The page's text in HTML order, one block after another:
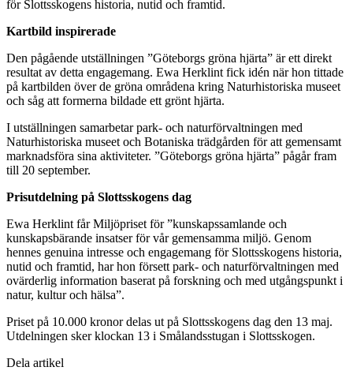
för Slottsskogens historia, nutid och framtid.
Kartbild inspirerade
Den pågående utställningen ”Göteborgs gröna hjärta” är ett direkt
resultat av detta engagemang. Ewa Herklint fick idén när hon tittade
på kartbilden över de gröna områdena kring Naturhistoriska museet
och såg att formerna bildade ett grönt hjärta.
I utställningen samarbetar park- och naturförvaltningen med
Naturhistoriska museet och Botaniska trädgården för att gemensamt
marknadsföra sina aktiviteter. ”Göteborgs gröna hjärta” pågår fram
till 20 september.
Prisutdelning på Slottsskogens dag
Ewa Herklint får Miljöpriset för ”kunskapssamlande och
kunskapsbärande insatser för vår gemensamma miljö. Genom
hennes genuina intresse och engagemang för Slottsskogens historia,
nutid och framtid, har hon försett park- och naturförvaltningen med
ovärderlig information baserat på forskning och med utgångspunkt i
natur, kultur och hälsa”.
Priset på 10.000 kronor delas ut på Slottsskogens dag den 13 maj.
Utdelningen sker klockan 13 i Smålandsstugan i Slottsskogen.
Dela artikel